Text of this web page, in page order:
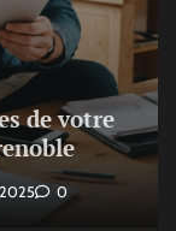
de votre
0